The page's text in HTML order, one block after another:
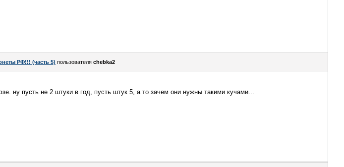
РФ!!! (часть 5) пользователя chebka2
ну пусть не 2 штуки в год, пусть штук 5, а то зачем они нужны такими кучами...